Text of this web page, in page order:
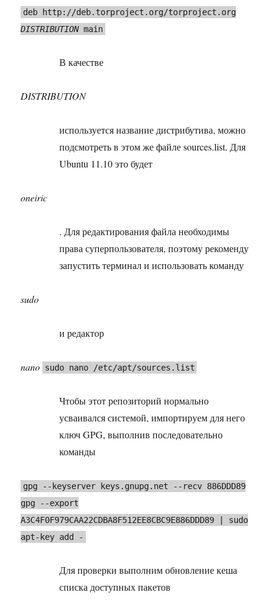
deb http://deb.torproject.org/torproject.org
DISTRIBUTIONmain
В качестве
DISTRIBUTION
используется название дистрибутива, можно
подсмотреть в этом же файле sources.list. Для
Ubuntu 11.10 это будет
oneiric
. Для редактирования файла необходимы
права суперпользователя, поэтому рекоменду
запустить терминал и использовать команду
sudo
и редактор
nano sudo nano /etc/apt/sources.list
Чтобы этот репозиторий нормально
усваивался системой, импортируем для него
ключ GPG, выполнив последовательно
команды
gpg --keyserver keys.gnupg.net --recv 886DDD89
gpg --export
A3C4F0F979CAA22CDBA8F512EE8CBC9E886DDD89 | sudo
apt-key add -
Для проверки выполним обновление кеша
списка доступных пакетов